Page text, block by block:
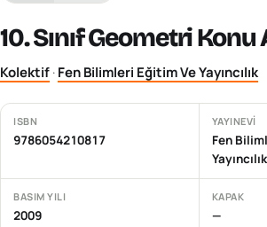
10. Sınıf Geometri Konu
Kolektif·Fen Bilimleri Eğitim Ve Yayıncılık
ISBN
9786054210817
YAYINEVI
Fen
Yayıncılık
BASIM YILI
2009
KAPAK
—